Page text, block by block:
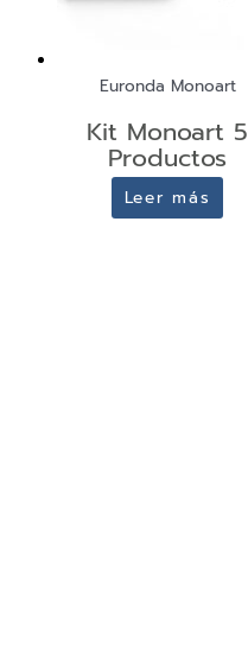
Euronda Monoart
Kit Monoart 5
Productos
Leer más